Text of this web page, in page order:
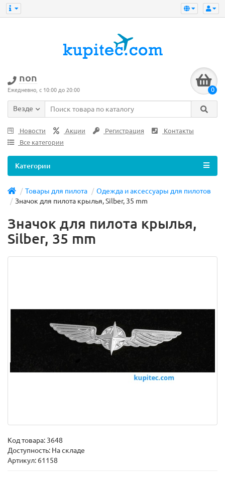
non
Ежедневно, с 10:00 до 20:00 0
Везде
Новости Акции Регистрация
Контакты
Все категории
Категории
Товары для пилота
Одежда и аксессуары для пилотов
Значок для пилота крылья, Silber, 35 mm
Значок для пилота крылья,
Silber, 35 mm
Код товара: 3648
Доступность: На складе
Артикул: 61158